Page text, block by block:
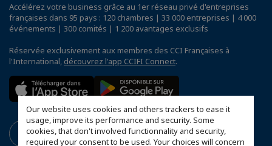
Our website uses cookies and others trackers to ease it
usage, improve its performance and security. Some
cookies, that don't involved functionnality and security,
required your consent to be used. Your choices will concern
Accélérez votre business grâce au 1er réseau privé d'entreprises
françaises dans 95 pays : 120 chambres | 33 000 entreprises | 4 000
événements | 300 comités | 1 200 avantages exclusifs
Réservée exclusivement aux membres des CCI Françaises à
l'International, découvrez l'app CCIFI Connect.